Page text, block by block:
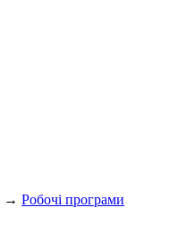
→ Робочі програми